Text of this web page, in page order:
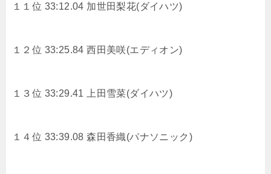
１１位 33:12.04 加世田梨花(ダイハツ)
１２位 33:25.84西田美咲(エディオン)
１３位 33:29.41 上田雪菜(ダイハツ)
１４位 33:39.08森田香織(パナソニック)